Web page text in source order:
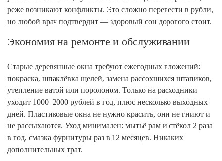
реже возникают конфликты. Это сложно перевести в рубли,
но любой врач подтвердит — здоровый сон дорогого стоит.
Экономия на ремонте и обслуживании
Старые деревянные окна требуют ежегодных вложений:
покраска, шпаклёвка щелей, замена рассохшихся штапиков,
утепление ватой или поролоном. Только на расходники
уходит 1000–2000 рублей в год, плюс несколько выходных
дней. Пластиковые окна не нужно красить, они не гниют и
не рассыхаются. Уход минимален: мытьё рам и стёкол 2 раза
в год, смазка фурнитуры раз в 12 месяцев. Никаких
дополнительных трат.